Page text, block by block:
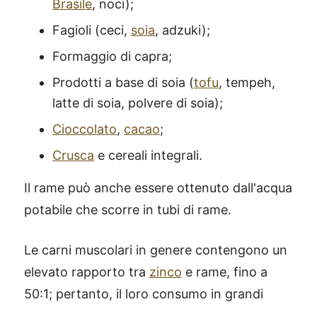
Brasile, noci);
Fagioli (ceci, soia, adzuki);
Formaggio di capra;
Prodotti a base di soia (tofu, tempeh,
latte di soia, polvere di soia);
Cioccolato, cacao;
Crusca e cereali integrali.
Il rame può anche essere ottenuto dall'acqua
potabile che scorre in tubi di rame.
Le carni muscolari in genere contengono un
elevato rapporto tra zinco e rame, fino a
50:1; pertanto, il loro consumo in grandi